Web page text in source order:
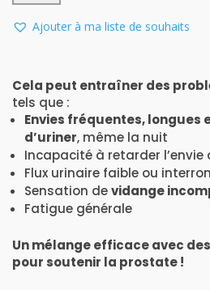
PROSTATE
SUPPORT
Ajouter à ma liste de souhaits
Cela peut entraîner des
tels que :
Envies fréquentes, longues
d’uriner, même la nuit
Incapacité à retarder l’envie
Flux urinaire faible ou
Sensation devidange
Fatigue générale
Un mélange efficace avec
pour soutenir la prostate !